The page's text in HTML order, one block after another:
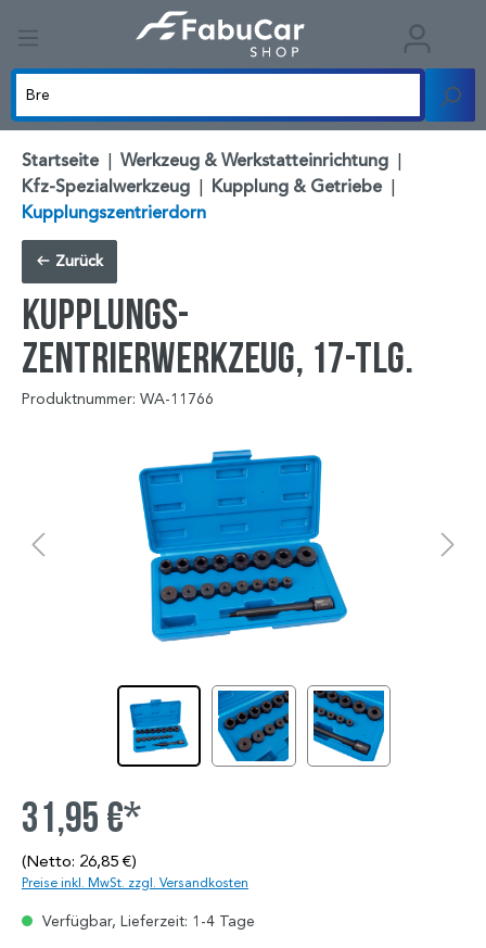
Startseite | Werkzeug & Werkstatteinrichtung |
Kfz-Spezialwerkzeug | Kupplung & Getriebe |
Kupplungszentrierdorn
Zurück
Kupplungs-
Zentrierwerkzeug, 17-tlg.
Produktnummer: WA-11766
31,95 €*
(Netto: 26,85 €)
Preise inkl. MwSt. zzgl. Versandkosten
Verfügbar, Lieferzeit: 1-4 Tage